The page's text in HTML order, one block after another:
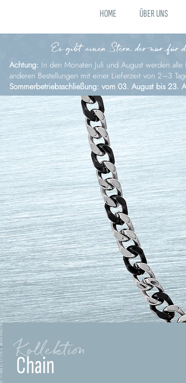
HOME ÜBER UNS
Es gibt einen Stern, der nur für
Achtung: In den Monaten Juli und August werden
anderen Bestellungen mit einer Lieferzeit von 2–3
Sommerbetriebsschließung: vom 03. August bis 23.
Kollektion
Chain